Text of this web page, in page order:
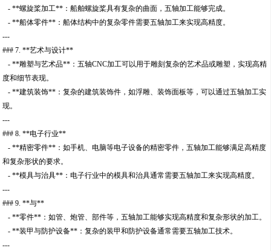
- **螺旋桨加工**：船舶螺旋桨具有复杂的曲面，五轴加工能够完成。
- **船体零件**：船体结构中的复杂零件需要五轴加工来实现高精度。
---
### 7. **艺术与设计**
- **雕塑与艺术品**：五轴CNC加工可以用于雕刻复杂的艺术品或雕塑，实现高精
度和细节表现。
- **建筑装饰**：复杂的建筑装饰件，如浮雕、装饰面板等，可以通过五轴加工实
现。
---
### 8. **电子行业**
- **精密零件**：如手机、电脑等电子设备的精密零件，五轴加工能够满足高精度
和复杂形状的要求。
- **模具与治具**：电子行业中的模具和治具通常需要五轴加工来实现高精度。
---
### 9. **与**
- **零件**：如管、炮管、部件等，五轴加工能够实现高精度和复杂形状的加工。
- **装甲与防护设备**：复杂的装甲和防护设备通常需要五轴加工技术。
---